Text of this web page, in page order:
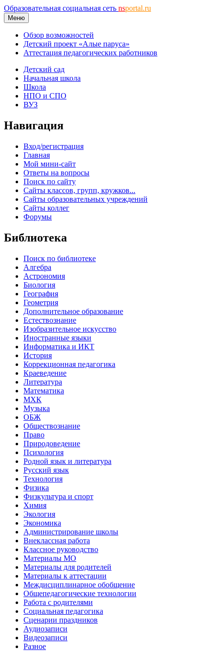
Образовательная социальная сеть nsportal.ru
Меню
Обзор возможностей
Детский проект «Алые паруса»
Аттестация педагогических работников
Детский сад
Начальная школа
Школа
НПО и СПО
ВУЗ
Навигация
Вход/регистрация
Главная
Мой мини-сайт
Ответы на вопросы
Поиск по сайту
Сайты классов, групп, кружков...
Сайты образовательных учреждений
Сайты коллег
Форумы
Библиотека
Поиск по библиотеке
Алгебра
Астрономия
Биология
География
Геометрия
Дополнительное образование
Естествознание
Изобразительное искусство
Иностранные языки
Информатика и ИКТ
История
Коррекционная педагогика
Краеведение
Литература
Математика
МХК
Музыка
ОБЖ
Обществознание
Право
Природоведение
Психология
Родной язык и литература
Русский язык
Технология
Физика
Физкультура и спорт
Химия
Экология
Экономика
Администрирование школы
Внеклассная работа
Классное руководство
Материалы МО
Материалы для родителей
Материалы к аттестации
Междисциплинарное обобщение
Общепедагогические технологии
Работа с родителями
Социальная педагогика
Сценарии праздников
Аудиозаписи
Видеозаписи
Разное